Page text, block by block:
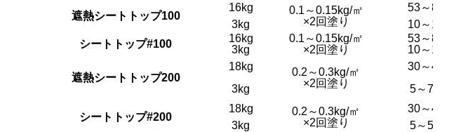
遮熱シートトップ100
16kg
0.1～0.15kg/㎡
×2回塗り
53～80㎡
3kg
10～15㎡
シートトップ#100
16kg
0.1～0.15kg/㎡
×2回塗り
53～80㎡
3kg
10～15㎡
遮熱シートトップ200
18kg
0.2～0.3kg/㎡
×2回塗り
30～45㎡
3kg
5～7.5㎡
シートトップ#200
18kg
0.2～0.3kg/㎡
×2回塗り
30～45㎡
3kg
5～5.7㎡